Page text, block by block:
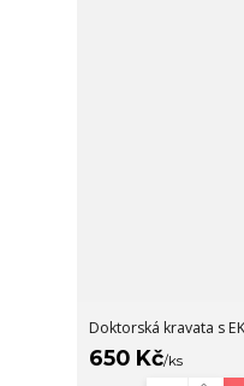
Doktorská kravata s
650 Kč/ks